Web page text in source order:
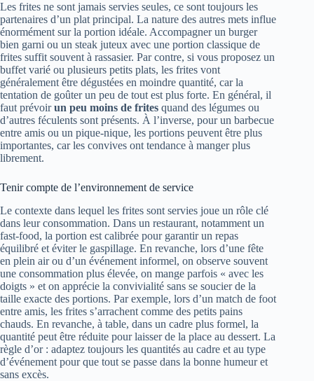
Les frites ne sont jamais servies seules, ce sont toujours les
partenaires d’un plat principal. La nature des autres mets influe
énormément sur la portion idéale. Accompagner un burger
bien garni ou un steak juteux avec une portion classique de
frites suffit souvent à rassasier. Par contre, si vous proposez un
buffet varié ou plusieurs petits plats, les frites vont
généralement être dégustées en moindre quantité, car la
tentation de goûter un peu de tout est plus forte. En général, il
faut prévoirun peu moins de frites quand des légumes ou
d’autres féculents sont présents. À l’inverse, pour un barbecue
entre amis ou un pique-nique, les portions peuvent être plus
importantes, car les convives ont tendance à manger plus
librement.
Tenir compte de l’environnement de service
Le contexte dans lequel les frites sont servies joue un rôle clé
dans leur consommation. Dans un restaurant, notamment un
fast-food, la portion est calibrée pour garantir un repas
équilibré et éviter le gaspillage. En revanche, lors d’une fête
en plein air ou d’un événement informel, on observe souvent
une consommation plus élevée, on mange parfois « avec les
doigts » et on apprécie la convivialité sans se soucier de la
taille exacte des portions. Par exemple, lors d’un match de foot
entre amis, les frites s’arrachent comme des petits pains
chauds. En revanche, à table, dans un cadre plus formel, la
quantité peut être réduite pour laisser de la place au dessert. La
règle d’or : adaptez toujours les quantités au cadre et au type
d’événement pour que tout se passe dans la bonne humeur et
sans excès.